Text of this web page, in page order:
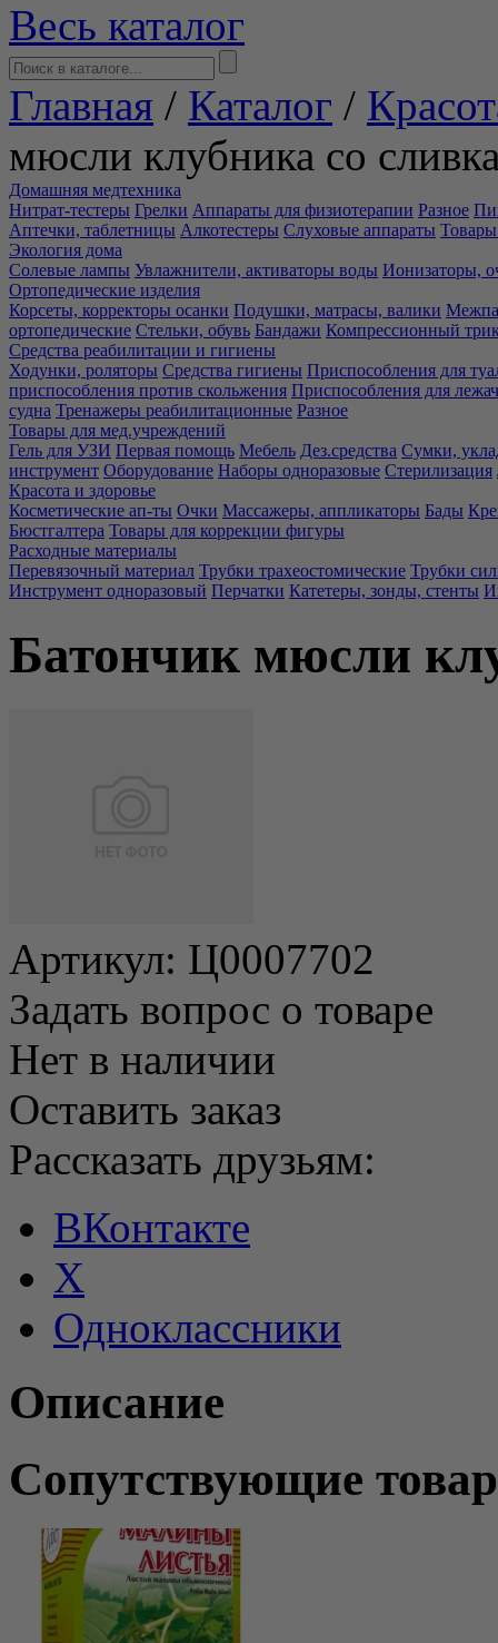
Весь каталог
Главная / Каталог /
мюсли клубника со
Домашняя медтехника
Нитрат-тестеры Грелки Аппараты для физиотерапии Разное
Аптечки, таблетницы Алкотестеры Слуховые аппараты Товары
Экология дома
Солевые лампы Увлажнители, активаторы воды Ионизаторы,
Ортопедические изделия
Корсеты, корректоры осанки Подушки, матрасы, валики
ортопедические Стельки, обувь Бандажи Компрессионный
Средства реабилитации и гигиены
Ходунки, роляторы Средства гигиены Приспособления для
приспособления против скольжения Приспособления для
судна Тренажеры реабилитационные Разное
Товары для мед.учреждений
Гель для УЗИ Первая помощь Мебель Дез.средства Сумки,
инструмент Оборудование Наборы одноразовые Стерилизация
Красота и здоровье
Косметические ап-ты Очки Массажеры, аппликаторы Бады
Бюстгалтера Товары для коррекции фигуры
Расходные материалы
Перевязочный материал Трубки трахеостомические Трубки
Инструмент одноразовый Перчатки Катетеры, зонды, стенты
Батончик мюсли
Артикул: Ц0007702
Задать вопрос о товаре
Нет в наличии
Оставить заказ
Рассказать друзьям:
ВКонтакте
X
Одноклассники
Описание
Сопутствующие